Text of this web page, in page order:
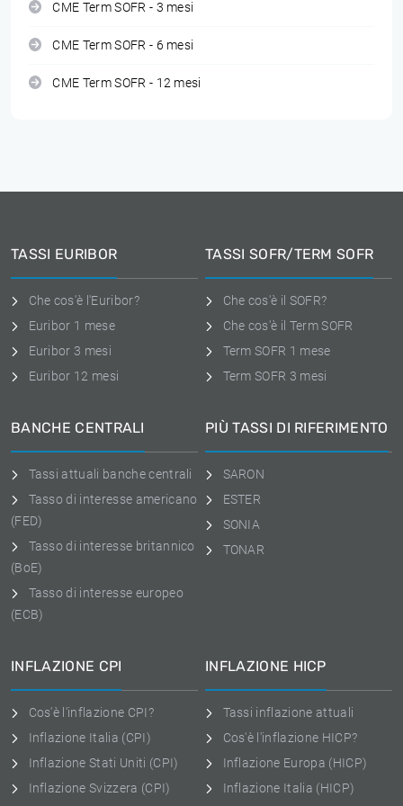
CME Term SOFR - 3 mesi
CME Term SOFR - 6 mesi
CME Term SOFR - 12 mesi
TASSI EURIBOR
Che cos'è l'Euribor?
Euribor 1 mese
Euribor 3 mesi
Euribor 12 mesi
TASSI SOFR/TERM SOFR
Che cos'è il SOFR?
Che cos'è il Term SOFR
Term SOFR 1 mese
Term SOFR 3 mesi
BANCHE CENTRALI
Tassi attuali banche centrali
Tasso di interesse americano
(FED)
Tasso di interesse britannico
(BoE)
Tasso di interesse europeo
(ECB)
PIÙ TASSI DI RIFERIMENTO
SARON
ESTER
SONIA
TONAR
INFLAZIONE CPI
Cos'è l'inflazione CPI?
Inflazione Italia (CPI)
Inflazione Stati Uniti (CPI)
Inflazione Svizzera (CPI)
INFLAZIONE HICP
Tassi inflazione attuali
Cos'è l'inflazione HICP?
Inflazione Europa (HICP)
Inflazione Italia (HICP)